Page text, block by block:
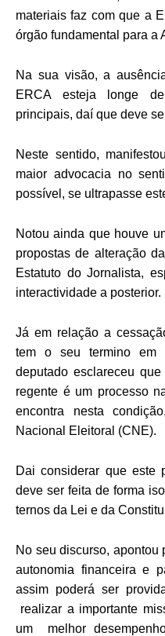
materiais faz com que a
órgão fundamental para a
Na sua visão, a
ERCA esteja longe
principais, daí que deve
Neste sentido,
maior advocacia no
possível, se ultrapasse
Notou ainda que houve
propostas de alteração
Estatuto do Jornalista,
interactividade a posterior.
Já em relação a
tem o seu termino em
deputado esclareceu
regente é um processo
encontra nesta
Nacional Eleitoral (CNE).
Dai considerar que este
deve ser feita de forma
ternos da Lei e da
No seu discurso, apontou
autonomia financeira e
assim poderá ser
realizar a importante
um melhor